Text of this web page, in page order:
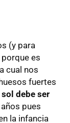
(y para
es
cual nos
fuertes
debe ser
pues
la infancia